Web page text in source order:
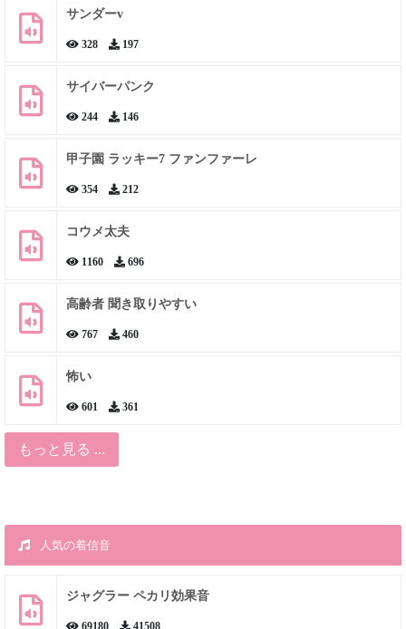
サンダーv
328 197
サイバーパンク
244 146
甲子園 ラッキー7 ファンファーレ
354 212
コウメ太夫
1160 696
高齢者 聞き取りやすい
767 460
怖い
601 361
もっと見る ...
人気の着信音
ジャグラー ペカリ効果音
69180 41508